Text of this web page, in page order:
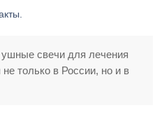
ушные свечи для лечения
только в России, но и в